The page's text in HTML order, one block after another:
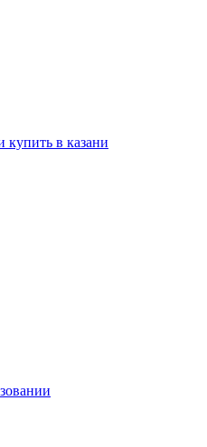
в казани